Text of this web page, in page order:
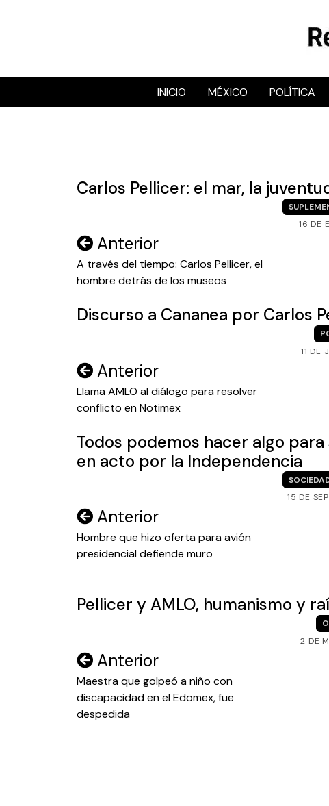
INICIO MÉXICO POLÍTICA
Carlos Pellicer: el mar, la
16 DE
Navegación
de
Anterior
A través del tiempo: Carlos Pellicer, el
hombre detrás de los museos
Discurso a Cananea por Carlos
11 DE
Navegación
de
Anterior
Llama AMLO al diálogo para resolver
conflicto en Notimex
Todos podemos hacer algo
en acto por la Independencia
15 DE
Navegación
de
entradas
Anterior
Hombre que hizo oferta para avión
presidencial defiende muro
Pellicer y AMLO, humanismo y
2 DE
Navegación
de
entradas
Anterior
Maestra que golpeó a niño con
discapacidad en el Edomex, fue
despedida